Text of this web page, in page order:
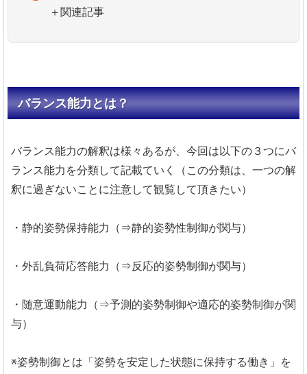
＋関連記事
バランス能力とは？
バランス能力の解釈は様々あるが、今回は以下の３つにバ
ランス能力を分類して記載ていく（この分類は、一つの解
釈に過ぎないことに注意して観覧して頂きたい）
・静的姿勢保持能力（⇒静的姿勢性制御が関与）
・外乱負荷応答能力（⇒反応的姿勢制御が関与）
・随意運動能力（⇒予測的姿勢制御や適応的姿勢制御が関
与）
※姿勢制御とは「姿勢を安定した状態に保持する働き」を